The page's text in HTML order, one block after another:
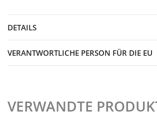
DETAILS
VERANTWORTLICHE PERSON FÜR DIE EU
VERWANDTE